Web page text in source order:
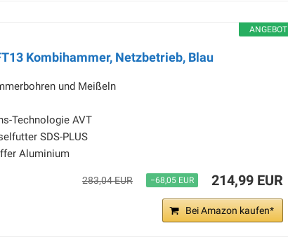
ANGEBOT
Kombihammer, Netzbetrieb, Blau
und Meißeln
Technologie AVT
SDS-PLUS
Aluminium
283,04 EUR −68,05 EUR 214,99 EUR
Bei Amazon kaufen*